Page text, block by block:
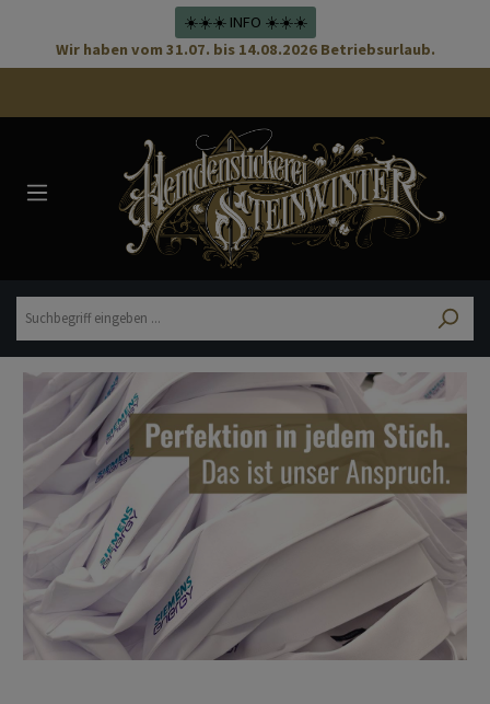
☀️☀️☀️ INFO ☀️☀️☀️
Wir haben vom 31.07. bis 14.08.2026 Betriebsurlaub.